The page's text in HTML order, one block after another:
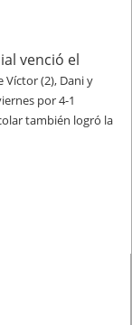
venció el
Víctor (2), Dani y
por 4-1
también logró la